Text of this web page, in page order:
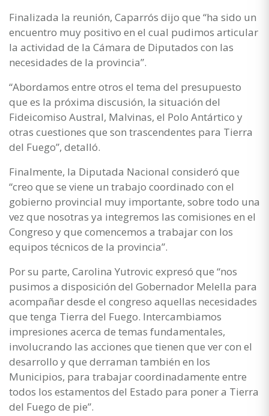
Finalizada la reunión, Caparrós dijo que “ha sido un
encuentro muy positivo en el cual pudimos articular
la actividad de la Cámara de Diputados con las
necesidades de la provincia”.
“Abordamos entre otros el tema del presupuesto
que es la próxima discusión, la situación del
Fideicomiso Austral, Malvinas, el Polo Antártico y
otras cuestiones que son trascendentes para Tierra
del Fuego”, detalló.
Finalmente, la Diputada Nacional consideró que
“creo que se viene un trabajo coordinado con el
gobierno provincial muy importante, sobre todo una
vez que nosotras ya integremos las comisiones en el
Congreso y que comencemos a trabajar con los
equipos técnicos de la provincia”.
Por su parte, Carolina Yutrovic expresó que “nos
pusimos a disposición del Gobernador Melella para
acompañar desde el congreso aquellas necesidades
que tenga Tierra del Fuego. Intercambiamos
impresiones acerca de temas fundamentales,
involucrando las acciones que tienen que ver con el
desarrollo y que derraman también en los
Municipios, para trabajar coordinadamente entre
todos los estamentos del Estado para poner a Tierra
del Fuego de pie”.